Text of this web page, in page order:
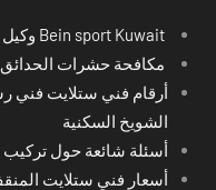
مكافحة حشرات الحدائق
أرقام فني ستلايت فني
الشويخ السكنية
أسئلة شائعة حول تركيب
أسعار فني ستلايت